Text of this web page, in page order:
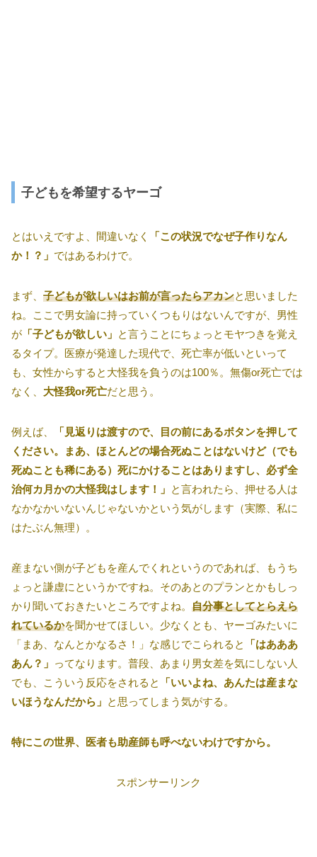
子どもを希望するヤーゴ
とはいえですよ、間違いなく
「この状況でなぜ子作りなん
か！？」 ではあるわけで。
まず、 子どもが欲しいはお前が言ったらアカンと思いました
ね。ここで男女論に持っていくつもりはないんですが、男性
が 「子どもが欲しい」 と言うことにちょっとモヤつきを覚え
るタイプ。医療が発達した現代で、死亡率が低いといって
も、女性からすると大怪我を負うのは100％。無傷or死亡では
なく、 大怪我or死亡だと思う。
例えば、
「見返りは渡すので、目の前にあるボタンを押して
ください。まあ、ほとんどの場合死ぬことはないけど（でも
死ぬことも稀にある）死にかけることはありますし、必ず全
治何カ月かの大怪我はします！」 と言われたら、押せる人は
なかなかいないんじゃないかという気がします（実際、私に
はたぶん無理）。
産まない側が子どもを産んでくれというのであれば、もうち
ょっと謙虚にというかですね。そのあとのプランとかもしっ
かり聞いておきたいところですよね。 自分事としてとらえら
れているかを聞かせてほしい。少なくとも、ヤーゴみたいに
「まあ、なんとかなるさ！」な感じでこられると
「はあああ
あん？」 ってなります。普段、あまり男女差を気にしない人
でも、こういう反応をされると
「いいよね、あんたは産まな
いほうなんだから」 と思ってしまう気がする。
特にこの世界、医者も助産師も呼べないわけですから。
スポンサーリンク